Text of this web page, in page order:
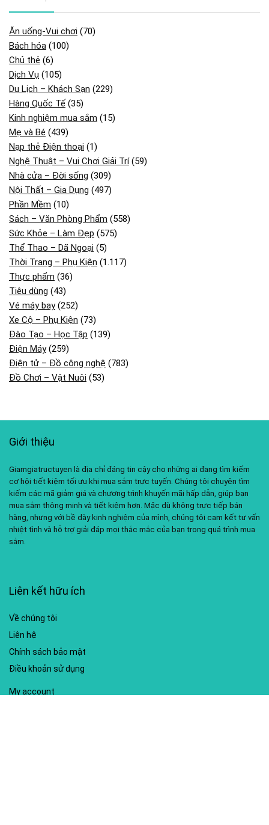
Ăn uống-Vui chơi (70)
Bách hóa (100)
Chủ thẻ (6)
Dịch Vụ (105)
Du Lịch – Khách Sạn (229)
Hàng Quốc Tế (35)
Kinh nghiệm mua sắm (15)
Mẹ và Bé (439)
Nạp thẻ Điện thoại (1)
Nghệ Thuật – Vui Chơi Giải Trí(59)
Nhà cửa – Đời sống (309)
Nội Thất – Gia Dụng (497)
Phần Mềm (10)
Sách – Văn Phòng Phẩm (558)
Sức Khỏe – Làm Đẹp (575)
Thể Thao – Dã Ngoại (5)
Thời Trang – Phụ Kiện (1.117)
Thực phẩm (36)
Tiêu dùng (43)
Vé máy bay(252)
Xe Cộ – Phụ Kiện (73)
Đào Tạo – Học Tập (139)
Điện Máy(259)
Điện tử – Đồ công nghệ (783)
Đồ Chơi – Vật Nuôi (53)
Giới thiệu
Giamgiatructuyen là địa chỉ đáng tin cậy cho những ai đang tìm kiếm
cơ hội tiết kiệm tối ưu khi mua sắm trực tuyến. Chúng tôi chuyên tìm
kiếm các mã giảm giá và chương trình khuyến mãi hấp dẫn, giúp bạn
mua sắm thông minh và tiết kiệm hơn. Mặc dù không trực tiếp bán
hàng, nhưng với bề dày kinh nghiệm của mình, chúng tôi cam kết tư vấn
nhiệt tình và hỗ trợ giải đáp mọi thắc mắc của bạn trong quá trình mua
sắm.
Liên kết hữu ích
Về chúng tôi
Liên hệ
Chính sách bảo mật
Điều khoản sử dụng
My account